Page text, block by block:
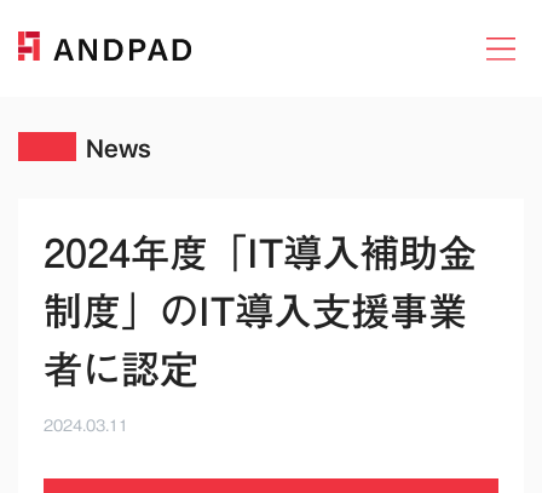
News
2024年度「IT導入補助金
制度」のIT導入支援事業
者に認定
2024.03.11